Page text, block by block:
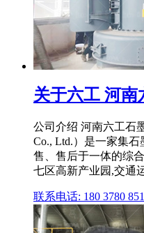
关于六工 河南
公司介绍 河南六工石
Co., Ltd.）是一家集
售、售后于一体的综
七区高新产业园,交通
联系电话: 180 3780